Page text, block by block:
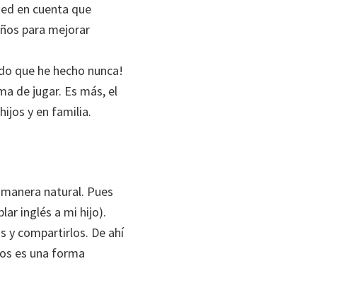
en cuenta que
para mejorar
que he hecho nunca!
de jugar. Es más, el
y en familia.
natural. Pues
inglés a mi hijo).
y compartirlos. De ahí
es una forma